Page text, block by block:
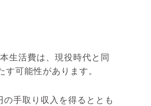
生活費は、現役時代と同
可能性があります。
手取り収入を得るととも